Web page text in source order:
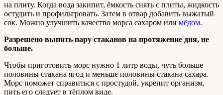
на плиту. Когда вода закипит, ёмкость снять с плиты, жидкость
остудить и профильтровать. Затем в отвар добавить выжатый
сок. Можно улучшить качество морса сахаром или мёдом.
Разрешено выпить пару стаканов на протяжение дня, не
больше.
Чтобы приготовить морс нужно 1 литр воды, чуть больше
половины стакана ягод и меньше половины стакана сахара.
Морс поможет справиться с простудой, укрепит организм,
пить его следует в тёплом виде.